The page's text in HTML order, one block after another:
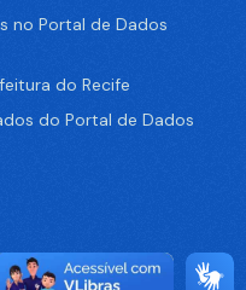
no Portal de Dados
do Recife
do Portal de Dados